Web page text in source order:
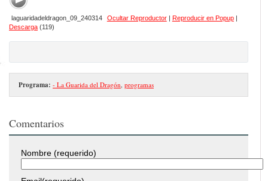
laguaridadeldragon_09_240314 Ocultar Reproductor| Reproducir en Popup|
Descarga (119)
Programa: - La Guarida del Dragón programas
Comentarios
Nombre (requerido)